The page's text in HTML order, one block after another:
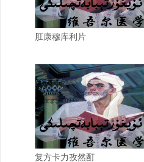
肛康穆库利片
复方卡力孜然酊